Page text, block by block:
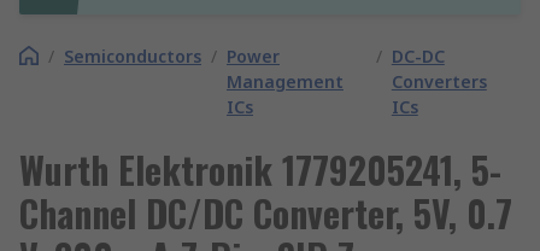
/ Semiconductors / Power
Management
ICs
/ DC-DC
Converters
ICs
Wurth Elektronik 1779205241, 5-
Channel DC/DC Converter, 5V, 0.7